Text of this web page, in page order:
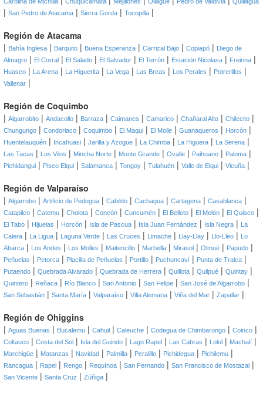
| San Pedro de Atacama | Sierra Gorda | Tocopilla |
Región de Atacama
| Bahía Inglesa | Barquito | Buena Esperanza | Carrizal Bajo | Copiapó | Diego de
Almagro | El Corral | El Salado | El Salvador | El Terrón | Estación Nicolasa | Freirina |
Huasco | La Arena | La Higuerita | La Vega | Las Breas | Los Perales | Potrerillos |
Vallenar |
Región de Coquimbo
| Algarrobito | Andacollo | Barraza | Caimanes | Camarico | Chañaral Alto | Chilecito |
Chungungo | Condoriaco | Coquimbo | El Maqui | El Molle | Guanaqueros | Horcón |
Huentelauquén | Incahuasi | Jarilla y Azogue | La Chimba | La Higuera | La Serena |
Las Tacas | Los Vilos | Mincha Norte | Monte Grande | Ovalle | Paihuano | Paloma |
Pichidangui | Pisco Elqui | Salamanca | Tongoy | Tulahuén | Valle de Elqui | Vicuña |
Región de Valparaíso
| Algarrobo | Artificio de Pedegua | Cabildo | Cachagua | Cartagena | Casablanca |
Catapilco | Catemu | Cholota | Concón | Cuncumén | El Belloto | El Melón | El Quisco |
El Tabo | Hijuelas | Horcón | Isla de Pascua | Isla Juan Fernández | Isla Negra |
La
Calera | La Ligua | Laguna Verde | Las Cruces | Limache | Llay-Llay | Llo-Lleo |
Lo
Abarca | Los Andes | Los Molles | Maitencillo | Marbella | Mirasol | Olmué | Papudo |
Peñuelas | Petorca | Placilla de Peñuelas | Portillo | Puchuncaví | Punta de Tralca |
Putaendo | Quebrada Alvarado | Quebrada de Herrera | Quillota | Quilpué | Quintay |
Quintero | Reñaca | Río Blanco | San Antonio | San Felipe | San José de Algarrobo |
San Sebastián | Santa María | Valparaíso | Villa Alemana | Viña del Mar | Zapallar |
Región de Ohiggins
| Aguas Buenas | Bucalemu | Cahuil | Caleuche | Codegua de Chimbarongo | Coinco |
Coltauco | Costa del Sol | Isla del Guindo | Lago Rapel | Las Cabras | Lolol | Machalí |
Marchigüe | Matanzas | Navidad | Palmilla | Peralillo | Pichidegua | Pichilemu |
Rancagua | Rapel | Rengo | Requínoa | San Fernando | San Francisco de Mostazal |
San Vicente | Santa Cruz | Zúñiga |